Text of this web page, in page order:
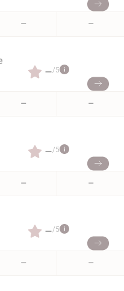
– –
–/5
– –
–/5
– –
–/5
– –